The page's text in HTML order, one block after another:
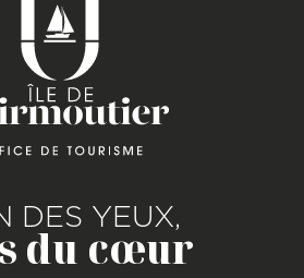
DES YEUX,
du cœur